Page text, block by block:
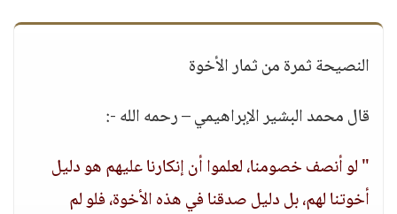
النصيحة ثمرة من ثمار الأخوة
قال محمد البشير الإبراهيمي – رحمه الله -:
" لو أنصف خصومنا، لعلموا أن إنكارنا عليهم هو دليل
أخوتنا لهم، بل دليل صدقنا في هذه الأخوة، فلو لم